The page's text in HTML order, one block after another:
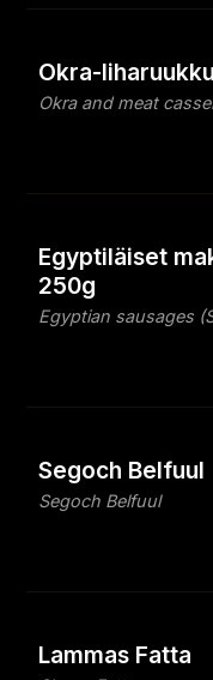
Okra-liharuukku
Okra and meat
Egyptiläiset
250g
Egyptian sausages
Segoch Belfuul
Segoch Belfuul
Lammas Fatta